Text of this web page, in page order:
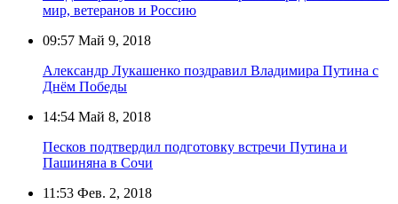
мир, ветеранов и Россию
09:57 Май 9, 2018
Александр Лукашенко поздравил Владимира Путина с
Днём Победы
14:54 Май 8, 2018
Песков подтвердил подготовку встречи Путина и
Пашиняна в Сочи
11:53 Фев. 2, 2018